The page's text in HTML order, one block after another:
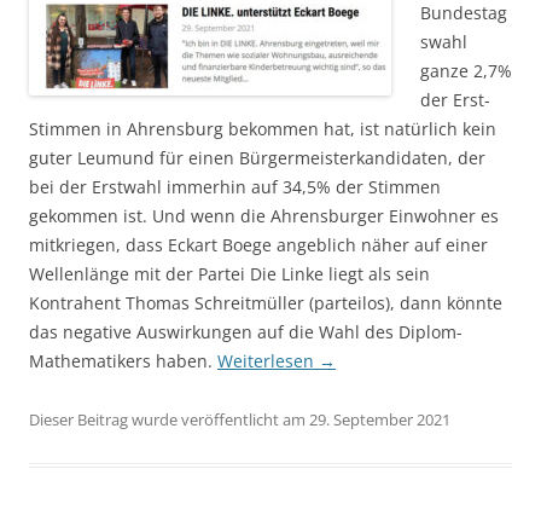
Bundestag
swahl
ganze 2,7%
der Erst-
Stimmen in Ahrensburg bekommen hat, ist natürlich kein
guter Leumund für einen Bürgermeisterkandidaten, der
bei der Erstwahl immerhin auf 34,5% der Stimmen
gekommen ist. Und wenn die Ahrensburger Einwohner es
mitkriegen, dass Eckart Boege angeblich näher auf einer
Wellenlänge mit der Partei Die Linke liegt als sein
Kontrahent Thomas Schreitmüller (parteilos), dann könnte
das negative Auswirkungen auf die Wahl des Diplom-
Mathematikers haben. Weiterlesen →
Dieser Beitrag wurde veröffentlicht am 29. September 2021